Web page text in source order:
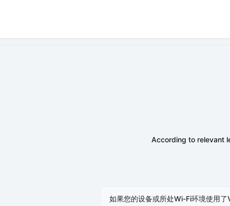
According to relevant
如果您的设备或所处Wi-Fi环境使用